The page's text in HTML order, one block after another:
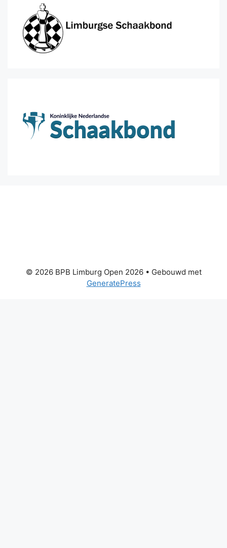
© 2026 BPB Limburg Open 2026• Gebouwd met
GeneratePress